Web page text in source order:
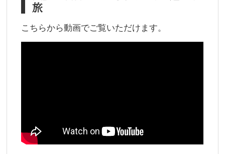
旅
こちらから動画でご覧いただけます。